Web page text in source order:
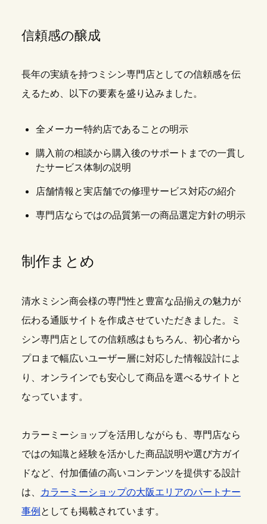
信頼感の醸成
長年の実績を持つミシン専門店としての信頼感を伝
えるため、以下の要素を盛り込みました。
全メーカー特約店であることの明示
購入前の相談から購入後のサポートまでの一貫し
たサービス体制の説明
店舗情報と実店舗での修理サービス対応の紹介
専門店ならではの品質第一の商品選定方針の明示
制作まとめ
清水ミシン商会様の専門性と豊富な品揃えの魅力が
伝わる通販サイトを作成させていただきました。ミ
シン専門店としての信頼感はもちろん、初心者から
プロまで幅広いユーザー層に対応した情報設計によ
り、オンラインでも安心して商品を選べるサイトと
なっています。
カラーミーショップを活用しながらも、専門店なら
ではの知識と経験を活かした商品説明や選び方ガイ
ドなど、付加価値の高いコンテンツを提供する設計
は、
カラーミーショップの大阪エリアのパートナー
事例としても掲載されています。